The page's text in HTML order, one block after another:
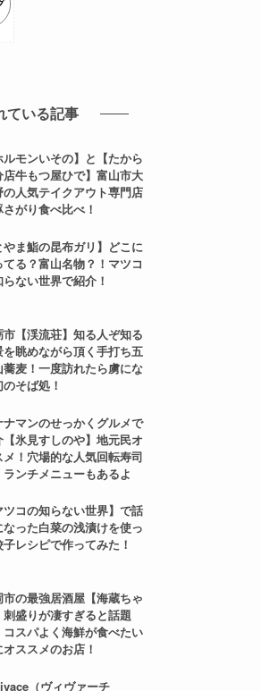
ている記事
ルモンいその】と【たから
店牛もつ屋ひで】富山市大
の人気テイクアウト専門店
がり食べ比べ！
やま鮨の昆布ガリ】どこに
てる？富山名物？！マツコ
ない世界で紹介！
市【渓流荘】知る人ぞ知る
を眺めながら頂く手打ち五
蕎麦！一度訪れたら虜にな
そば処！
ナマンのせっかくグルメで
【氷見すしのや】地元民オ
メ！穴場的な人気回転寿司
ランチメニューもあるよ
ツコの知らない世界】で話
なった白菜の浅漬けを使っ
レシピで作ってみた！
市の最強居酒屋【海蔵ちゃ
刺盛りが凄すぎると話題
コスパよく海鮮が食べたい
オススメのお店！
（ヴィヴァーチ